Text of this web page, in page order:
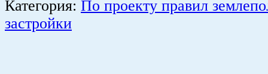
Категория: По проекту правил
застройки